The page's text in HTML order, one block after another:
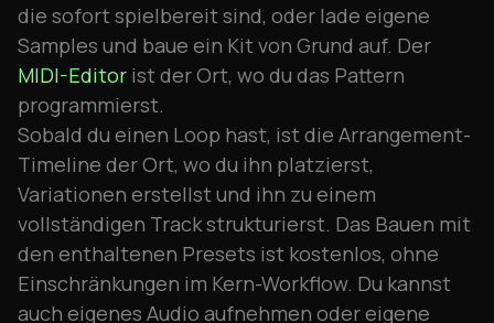
die sofort spielbereit sind, oder lade eigene
Samples und baue ein Kit von Grund auf. Der
MIDI-Editor ist der Ort, wo du das Pattern
programmierst.
Sobald du einen Loop hast, ist die Arrangement-
Timeline der Ort, wo du ihn platzierst,
Variationen erstellst und ihn zu einem
vollständigen Track strukturierst. Das Bauen mit
den enthaltenen Presets ist kostenlos, ohne
Einschränkungen im Kern-Workflow. Du kannst
auch eigenes Audio aufnehmen oder eigene